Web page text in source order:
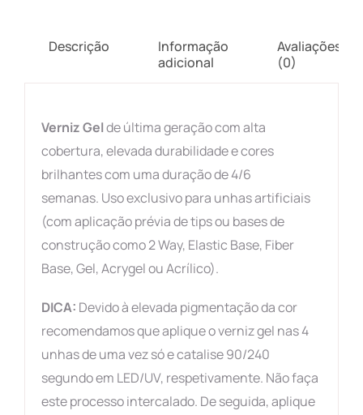
Descrição
Informação
adicional
Avaliações
(0)
Verniz Gelde última geração com alta
cobertura, elevada durabilidade e cores
brilhantes com uma duração de 4/6
semanas. Uso exclusivo para unhas artificiais
(com aplicação prévia de tips ou bases de
construção como 2 Way, Elastic Base, Fiber
Base, Gel, Acrygel ou Acrílico).
DICA: Devido à elevada pigmentação da cor
recomendamos que aplique o verniz gel nas 4
unhas de uma vez só e catalise 90/240
segundo em LED/UV, respetivamente. Não faça
este processo intercalado. De seguida, aplique